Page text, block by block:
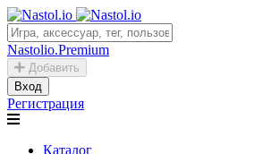
Nastolio.Premium
Добавить
Вход
Регистрация
Каталог